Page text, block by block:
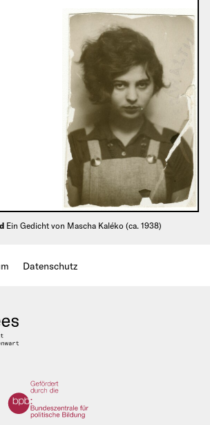
Ein Gedicht von Mascha Kaléko (ca. 1938)
Datenschutz